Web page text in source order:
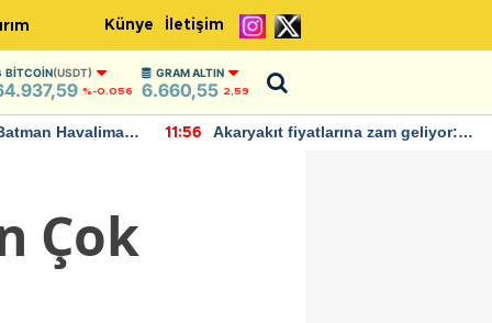
Künye İletişim
BITCOIN(USDT)
%-0.056
GRAM ALTIN
6.660,55 2,59
Havalimanı
11:56
Akaryakıt fiyatlarına zam geliyor:
Çok